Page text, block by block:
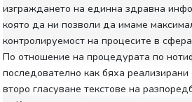
изграждането на единна здравна
която да ни позволи да имаме
контролируемост на процесите в
По отношение на процедурата по
последователно как бяха реализирани
второ гласуване текстове на